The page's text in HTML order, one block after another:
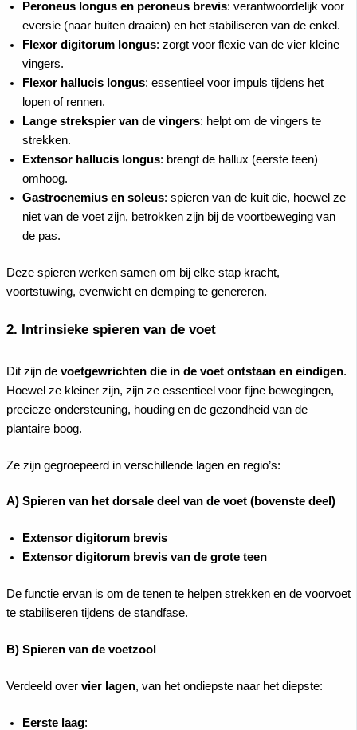
Peroneus longus en peroneus brevis: verantwoordelijk voor
eversie (naar buiten draaien) en het stabiliseren van de enkel.
Flexor digitorum longus: zorgt voor flexie van de vier kleine
vingers.
Flexor hallucis longus: essentieel voor impuls tijdens het
lopen of rennen.
Lange strekspier van de vingers: helpt om de vingers te
strekken.
Extensor hallucis longus: brengt de hallux (eerste teen)
omhoog.
Gastrocnemius en soleus: spieren van de kuit die, hoewel ze
niet van de voet zijn, betrokken zijn bij de voortbeweging van
de pas.
Deze spieren werken samen om bij elke stap kracht,
voortstuwing, evenwicht en demping te genereren.
2. Intrinsieke spieren van de voet
Dit zijn de voetgewrichten die in de voet ontstaan en eindigen.
Hoewel ze kleiner zijn, zijn ze essentieel voor fijne bewegingen,
precieze ondersteuning, houding en de gezondheid van de
plantaire boog.
Ze zijn gegroepeerd in verschillende lagen en regio’s:
A) Spieren van het dorsale deel van de voet (bovenste deel)
Extensor digitorum brevis
Extensor digitorum brevis van de grote teen
De functie ervan is om de tenen te helpen strekken en de voorvoet
te stabiliseren tijdens de standfase.
B) Spieren van de voetzool
Verdeeld over vier lagen, van het ondiepste naar het diepste:
Eerste laag: